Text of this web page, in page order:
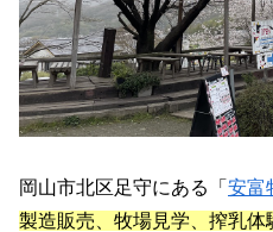
岡山市北区足守にある「 安富
製造販売、牧場見学、搾乳